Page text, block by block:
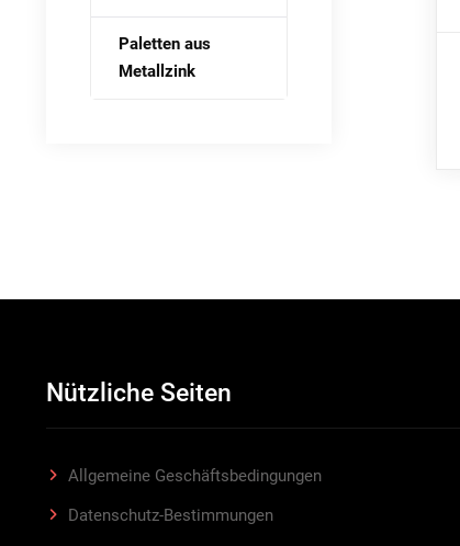
Paletten aus
Metallzink
Nützliche Seiten
Allgemeine Geschäftsbedingungen
Datenschutz-Bestimmungen